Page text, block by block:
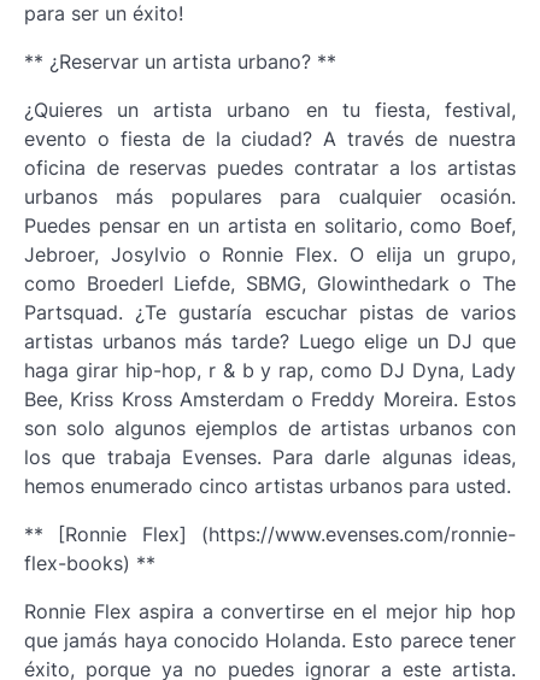
para ser un éxito!
** ¿Reservar un artista urbano? **
¿Quieres un artista urbano en tu fiesta, festival,
evento o fiesta de la ciudad? A través de nuestra
oficina de reservas puedes contratar a los artistas
urbanos más populares para cualquier ocasión.
Puedes pensar en un artista en solitario, como Boef,
Jebroer, Josylvio o Ronnie Flex. O elija un grupo,
como Broederl Liefde, SBMG, Glowinthedark o The
Partsquad. ¿Te gustaría escuchar pistas de varios
artistas urbanos más tarde? Luego elige un DJ que
haga girar hip-hop, r & b y rap, como DJ Dyna, Lady
Bee, Kriss Kross Amsterdam o Freddy Moreira. Estos
son solo algunos ejemplos de artistas urbanos con
los que trabaja Evenses. Para darle algunas ideas,
hemos enumerado cinco artistas urbanos para usted.
** [Ronnie Flex] (https://www.evenses.com/ronnie-
flex-books) **
Ronnie Flex aspira a convertirse en el mejor hip hop
que jamás haya conocido Holanda. Esto parece tener
éxito, porque ya no puedes ignorar a este artista.